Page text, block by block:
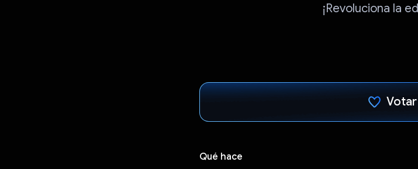
¡Revoluciona la
Votar
Qué hace